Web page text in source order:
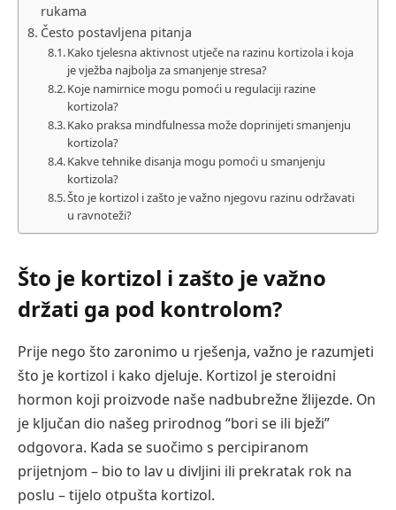
rukama
Često postavljena pitanja
Kako tjelesna aktivnost utječe na razinu kortizola i koja
je vježba najbolja za smanjenje stresa?
Koje namirnice mogu pomoći u regulaciji razine
kortizola?
Kako praksa mindfulnessa može doprinijeti smanjenju
kortizola?
Kakve tehnike disanja mogu pomoći u smanjenju
kortizola?
Što je kortizol i zašto je važno njegovu razinu održavati
u ravnoteži?
Što je kortizol i zašto je važno
držati ga pod kontrolom?
Prije nego što zaronimo u rješenja, važno je razumjeti
što je kortizol i kako djeluje. Kortizol je steroidni
hormon koji proizvode naše nadbubrežne žlijezde. On
je ključan dio našeg prirodnog “bori se ili bježi”
odgovora. Kada se suočimo s percipiranom
prijetnjom – bio to lav u divljini ili prekratak rok na
poslu – tijelo otpušta kortizol.